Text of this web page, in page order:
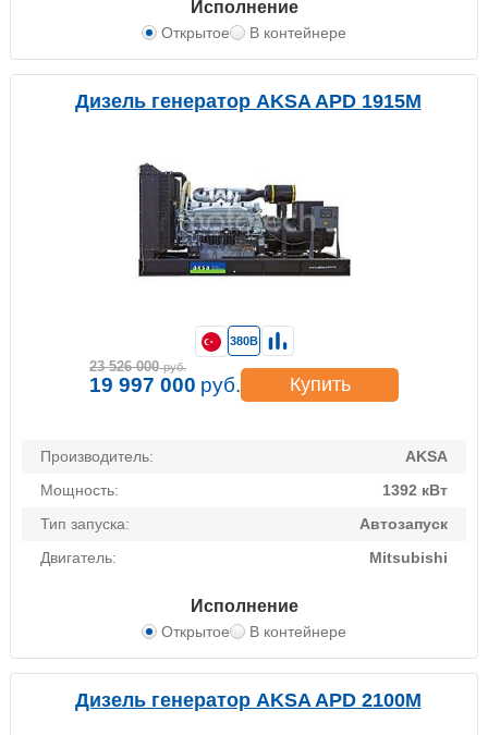
Исполнение
Открытое В контейнере
Дизель генератор AKSA APD 1915M
Производитель:
AKSA
Мощность:
1392 кВт
Тип запуска:
Автозапуск
Двигатель:
Mitsubishi
Исполнение
Открытое В контейнере
380В
23 526 000 руб.
19 997 000 руб. Купить
Дизель генератор AKSA APD 2100M